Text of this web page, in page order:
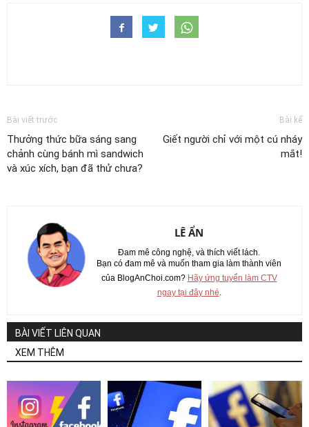
Bài viết trước
Thưởng thức bữa sáng sang
chảnh cùng bánh mì sandwich
và xúc xích, bạn đã thử chưa?
Bài kế
Giết người chỉ với một cú nháy
mắt!
LÊ ẨN
Đam mê công nghệ, và thích viết lách.
Bạn có đam mê và muốn tham gia làm thành viên
của BlogAnChoi.com? Hãy ứng tuyển làm CTV
ngay tại đây nhé
BÀI VIẾT LIÊN QUAN
XEM THÊM